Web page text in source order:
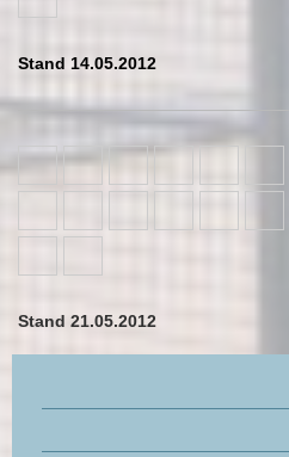
Stand 14.05.2012
Stand 21.05.2012